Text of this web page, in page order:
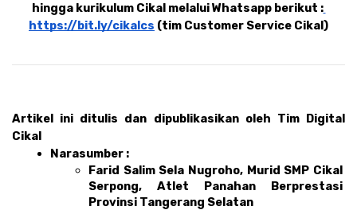
hingga kurikulum Cikal melalui Whatsapp berikut :
https://bit.ly/cikalcs (tim Customer Service Cikal)
Artikel ini ditulis dan dipublikasikan oleh Tim Digital
Cikal
Narasumber :
Farid Salim Sela Nugroho, Murid SMP Cikal
Serpong, Atlet Panahan Berprestasi
Provinsi Tangerang Selatan